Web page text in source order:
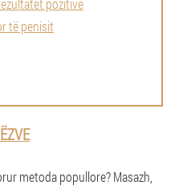
metoda popullore? Masazh,